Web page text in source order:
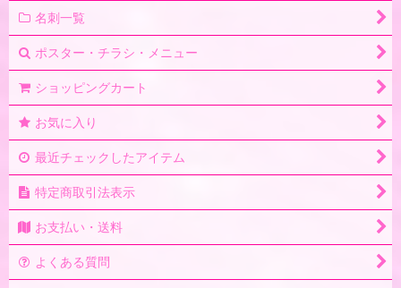
名刺一覧
ポスター・チラシ・メニュー
ショッピングカート
お気に入り
最近チェックしたアイテム
特定商取引法表示
お支払い・送料
よくある質問